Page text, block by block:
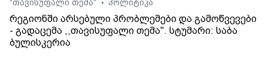
"თავისუფალი თემა"
• პოლიტიკა
რეგიონში არსებული პრობლემები და გამოწვევები
- გადაცემა ,,თავისუფალი თემა". სტუმარი: საბა
ბულისკერია